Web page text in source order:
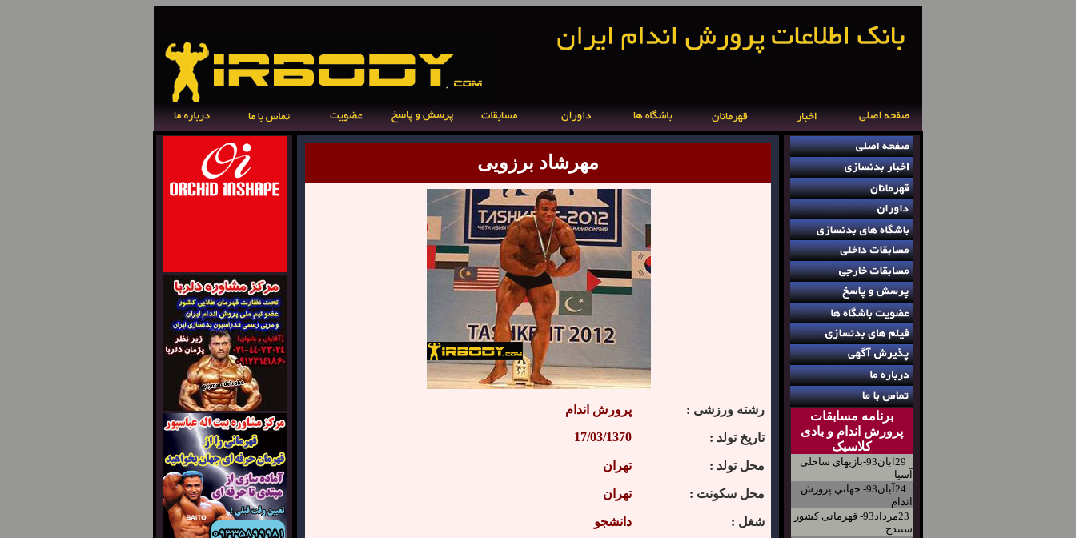
برنامه مسابقات
پرورش اندام و بادی
کلاسیک
29آبان93-بازیهای ساحلی
آسیا
24آبان93- جهاني پرورش
اندام
23مرداد93- قهرمانی کشور
سنندج
مهرشاد برزویی
رشته ورزشی : پرورش اندام
تاریخ تولد : 17/03/1370
محل تولد : تهران
محل سکونت : تهران
شغل : دانشجو